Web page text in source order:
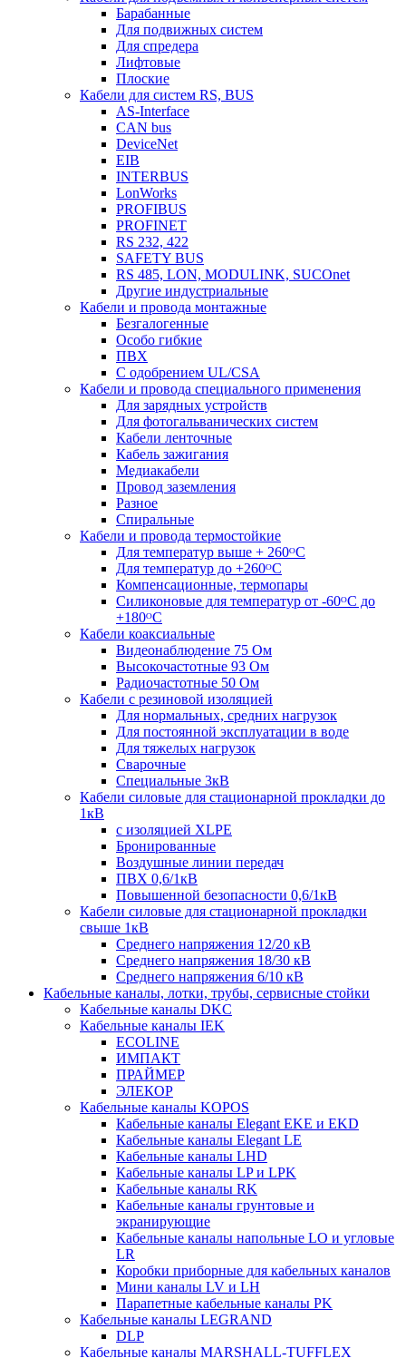
Барабанные
Для подвижных систем
Для спредера
Лифтовые
Плоские
Кабели для систем RS, BUS
AS-Interface
CAN bus
DeviceNet
EIB
INTERBUS
LonWorks
PROFIBUS
PROFINET
RS 232, 422
SAFETY BUS
RS 485, LON, MODULINK, SUCOnet
Другие индустриальные
Кабели и провода монтажные
Безгалогенные
Особо гибкие
ПВХ
С одобрением UL/CSA
Кабели и провода специального применения
Для зарядных устройств
Для фотогальванических систем
Кабели ленточные
Кабель зажигания
Медиакабели
Провод заземления
Разное
Спиральные
Кабели и провода термостойкие
Для температур выше + 260ᴼС
Для температур до +260ᴼС
Компенсационные, термопары
Силиконовые для температур от -60ᴼC до
+180ᴼС
Кабели коаксиальные
Видеонаблюдение 75 Ом
Высокочастотные 93 Ом
Радиочастотные 50 Ом
Кабели с резиновой изоляцией
Для нормальных, средних нагрузок
Для постоянной эксплуатации в воде
Для тяжелых нагрузок
Сварочные
Специальные 3кВ
Кабели силовые для стационарной прокладки до
1кВ
c изоляцией XLPE
Бронированные
Воздушные линии передач
ПВХ 0,6/1кВ
Повышенной безопасности 0,6/1кВ
Кабели силовые для стационарной прокладки
свыше 1кВ
Среднего напряжения 12/20 кВ
Среднего напряжения 18/30 кВ
Среднего напряжения 6/10 кВ
Кабельные каналы, лотки, трубы, сервисные стойки
Кабельные каналы DKC
Кабельные каналы IEK
ECOLINE
ИМПАКТ
ПРАЙМЕР
ЭЛЕКОР
Кабельные каналы KOPOS
Кабельные каналы Elegant EKE и EKD
Кабельные каналы Elegant LE
Кабельные каналы LHD
Кабельные каналы LP и LPK
Кабельные каналы RK
Кабельные каналы грунтовые и
экранирующие
Кабельные каналы напольные LO и угловые
LR
Коробки приборные для кабельных каналов
Мини каналы LV и LH
Парапетные кабельные каналы PK
Кабельные каналы LEGRAND
DLP
Кабельные каналы MARSHALL-TUFFLEX